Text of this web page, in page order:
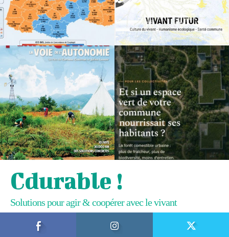
Cdurable !
Solutions pour agir & coopérer avec le vivant